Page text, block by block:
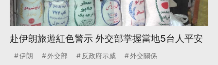
赴伊朗旅遊紅色警示 外交部掌握當地5台人平安
伊朗 外交部 反政府示威 外交關係